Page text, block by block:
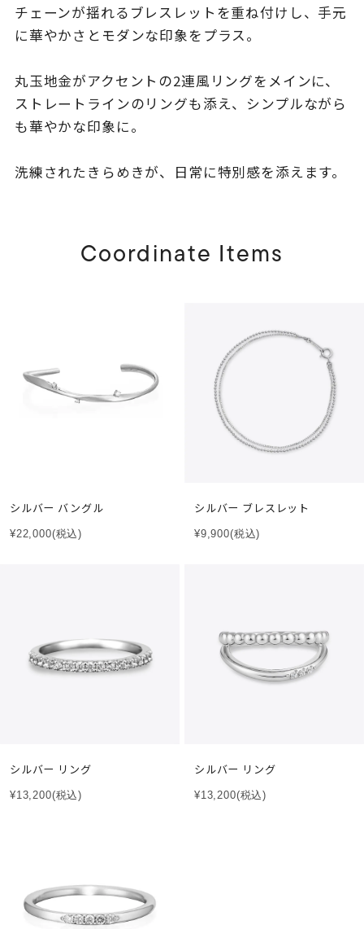
リングサイズ
～
価格 ¥0
在庫 在庫ありのみ すべて表示
チェーンが揺れるブレスレットを重ね付けし、手元
に華やかさとモダンな印象をプラス。
丸玉地金がアクセントの2連風リングをメインに、
ストレートラインのリングも添え、シンプルながら
も華やかな印象に。
洗練されたきらめきが、日常に特別感を添えます。
Coordinate Items
シルバー バングル
¥22,000(税込)
シルバー ブレスレット
¥9,900(税込)
シルバー リング
¥13,200(税込)
シルバー リング
¥13,200(税込)